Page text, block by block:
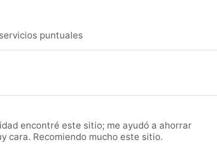
puntuales
encontré este sitio; me ayudó a ahorrar
cara. Recomiendo mucho este sitio.